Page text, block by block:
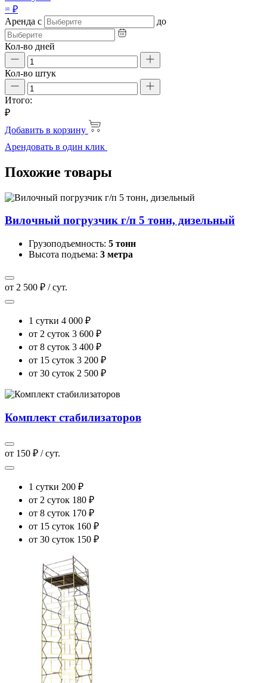
= ₽
Аренда с до
Кол-во дней
Кол-во штук
Итого:
₽
Добавить в корзину
Арендовать в один клик
Похожие товары
Вилочный погрузчик г/п 5 тонн, дизельный
Грузоподъемность: 5 тонн
Высота подъема: 3 метра
от 2 500 ₽ / сут.
1 сутки 4 000 ₽
от 2 суток 3 600 ₽
от 8 суток 3 400 ₽
от 15 суток 3 200 ₽
от 30 суток 2 500 ₽
Комплект стабилизаторов
от 150 ₽ / сут.
1 сутки 200 ₽
от 2 суток 180 ₽
от 8 суток 170 ₽
от 15 суток 160 ₽
от 30 суток 150 ₽